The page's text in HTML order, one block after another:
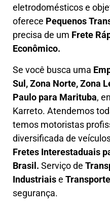
eletrodomésticos e
oferece Pequenos
precisa de um Frete
Econômico.
Se você busca uma
Sul, Zona Norte, Zona
Paulo para Marituba,
Karreto. Atendemos
temos motoristas
diversificada de
Fretes Interestaduais
Brasil. Serviço de
Industriaise
segurança.